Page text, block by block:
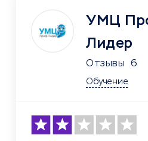
УМЦ
Лидер
Отзывы 6
Обучение